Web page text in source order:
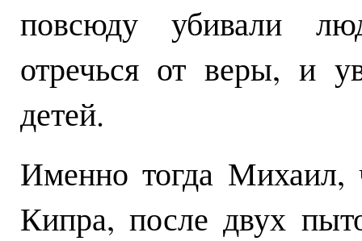
повсюду убивали
отречься от веры, и
детей.
Именно тогда Михаил,
Кипра, после двух